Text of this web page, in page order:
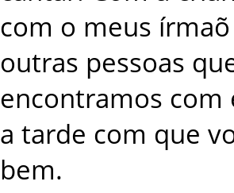
com o meus írmaõ
outras pessoas
encontramos com
a tarde com que
bem.